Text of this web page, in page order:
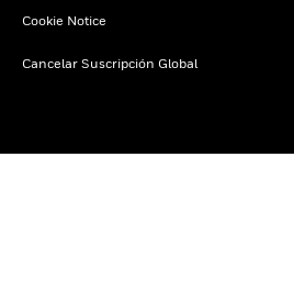
Cookie Notice
Cancelar Suscripción Global